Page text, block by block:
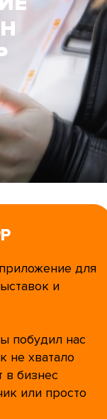
для
и
побудил нас
не хватало
в бизнес
или просто